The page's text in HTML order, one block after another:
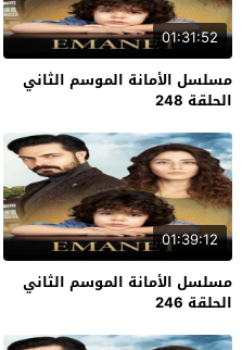
01:31:52
مسلسل الأمانة الموسم الثاني
الحلقة 248
01:39:12
مسلسل الأمانة الموسم الثاني
الحلقة 246